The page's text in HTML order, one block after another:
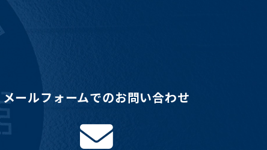
メールフォームでのお問い合わせ